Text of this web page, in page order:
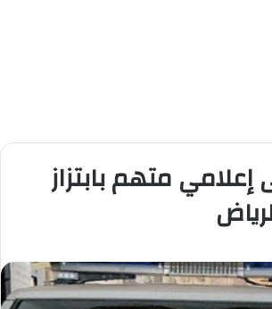
متهم بابتزاز